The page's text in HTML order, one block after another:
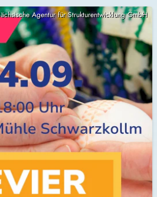
Agentur für Strukturentwicklung GmbH